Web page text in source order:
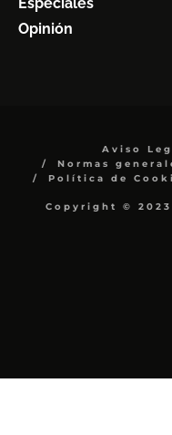
Opinión
Aviso
Normas
Política de
Copyright © 2023